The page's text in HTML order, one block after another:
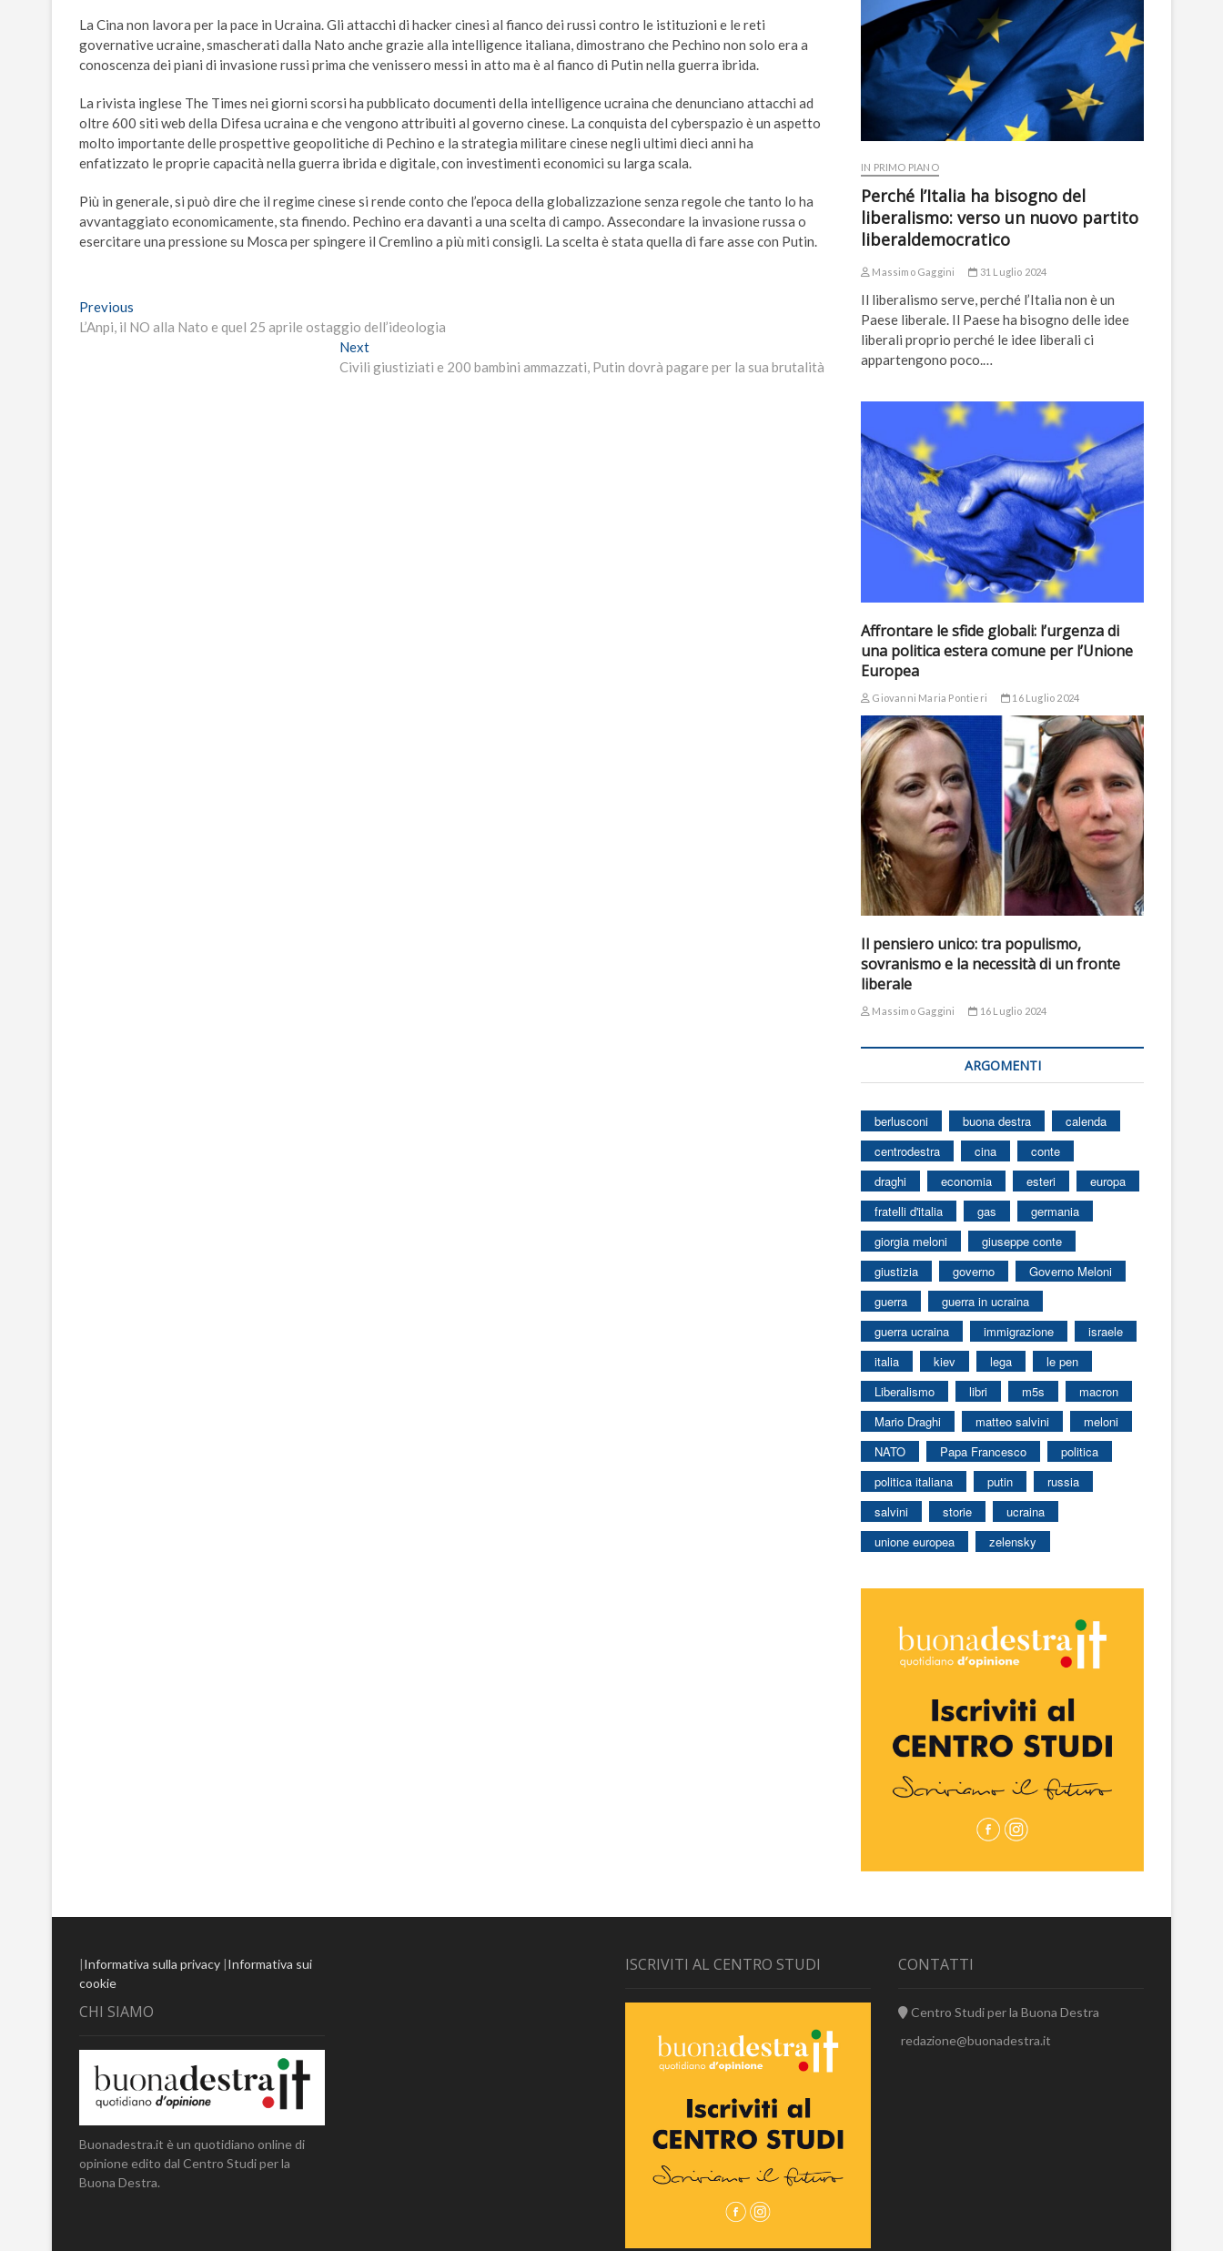
La Cina non lavora per la pace in Ucraina. Gli attacchi di hacker cinesi al fianco dei russi contro le istituzioni e le reti
governative ucraine, smascherati dalla Nato anche grazie alla intelligence italiana, dimostrano che Pechino non solo era a
conoscenza dei piani di invasione russi prima che venissero messi in atto ma è al fianco di Putin nella guerra ibrida.
La rivista inglese The Times nei giorni scorsi ha pubblicato documenti della intelligence ucraina che denunciano attacchi ad
oltre 600 siti web della Difesa ucraina e che vengono attribuiti al governo cinese. La conquista del cyberspazio è un aspetto
molto importante delle prospettive geopolitiche di Pechino e la strategia militare cinese negli ultimi dieci anni ha
enfatizzato le proprie capacità nella guerra ibrida e digitale, con investimenti economici su larga scala.
Più in generale, si può dire che il regime cinese si rende conto che l’epoca della globalizzazione senza regole che tanto lo ha
avvantaggiato economicamente, sta finendo. Pechino era davanti a una scelta di campo. Assecondare la invasione russa o
esercitare una pressione su Mosca per spingere il Cremlino a più miti consigli. La scelta è stata quella di fare asse con Putin.
Navigazione
articoli
Previous
post:
L’Anpi, il NO alla Nato e quel 25 aprile ostaggio dell’ideologia
NextNext
post:
Civili giustiziati e 200 bambini ammazzati, Putin dovrà pagare per la sua brutalità
IN PRIMO PIANO
Perché l’Italia ha bisogno del
liberalismo: verso un nuovo partito
liberaldemocratico
Massimo Gaggini 31 Luglio 2024
Il liberalismo serve, perché l’Italia non è un
Paese liberale. Il Paese ha bisogno delle idee
liberali proprio perché le idee liberali ci
appartengono poco.…
Affrontare le sfide globali: l’urgenza di
una politica estera comune per l’Unione
Europea
Giovanni Maria Pontieri 16 Luglio 2024
Il pensiero unico: tra populismo,
sovranismo e la necessità di un fronte
liberale
Massimo Gaggini 16 Luglio 2024
ARGOMENTI
berlusconi buona destra
calenda
centrodestra
cina
conte
draghi
economia esteri
europa
fratelli d'italia
gas
germania
giorgia meloni
giuseppe conte
giustizia
governo
Governo Meloni
guerra
guerra in ucraina
guerra ucraina
immigrazione
israele
italia
kiev lega
le pen
Liberalismo
libri m5s
macron
Mario Draghi
matteo salvini
meloni
NATO
Papa Francesco
politica
politica italiana
putin
russia
salvini
storie
ucraina
unione europea
zelensky
|Informativa sulla privacy |Informativa sui
cookie
CHI SIAMO
Buonadestra.it è un quotidiano online di
opinione edito dal Centro Studi per la
Buona Destra.
ISCRIVITI AL CENTRO STUDI CONTATTI
Centro Studi per la Buona Destra
redazione@buonadestra.it